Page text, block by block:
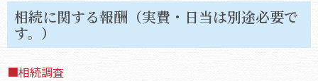
相続に関する報酬（実費・日当は別途必要で
す。）
■相続調査